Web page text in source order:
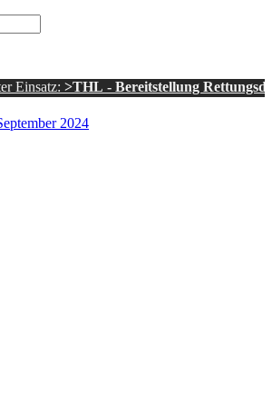
>THL - Bereitstellung Rettungsdienst -